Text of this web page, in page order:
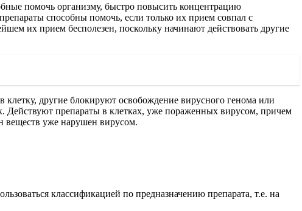
помочь организму, быстро повысить концентрацию
способны помочь, если только их прием совпал с
их прием бесполезен, поскольку начинают действовать другие
другие блокируют освобождение вирусного генома или
Действуют препараты в клетках, уже пораженных вирусом, причем
веществ уже нарушен вирусом.
классификацией по предназначению препарата, т.е. на